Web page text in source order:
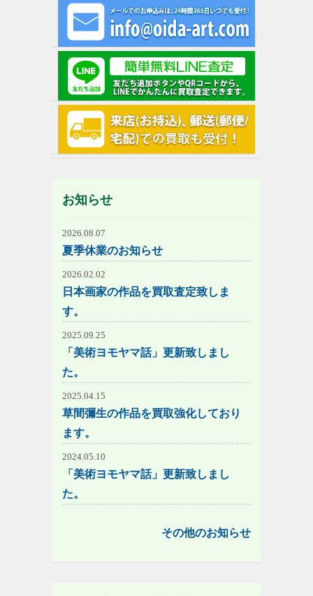
お知らせ
2026.08.07
夏季休業のお知らせ
2026.02.02
日本画家の作品を買取査定致しま
す。
2025.09.25
「美術ヨモヤマ話」更新致しまし
た。
2025.04.15
草間彌生の作品を買取強化しており
ます。
2024.05.10
「美術ヨモヤマ話」更新致しまし
た。
その他のお知らせ